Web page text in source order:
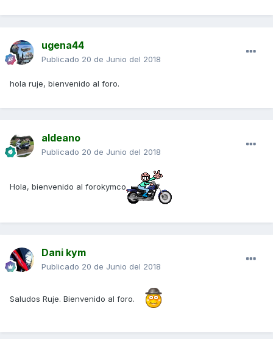
ugena44
Publicado 20 de Junio del 2018
hola ruje, bienvenido al foro.
aldeano
Publicado 20 de Junio del 2018
Hola, bienvenido al forokymco
Dani kym
Publicado 20 de Junio del 2018
Saludos Ruje. Bienvenido al foro.